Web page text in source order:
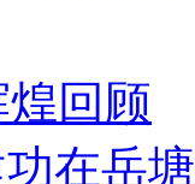
回顾
在岳塘